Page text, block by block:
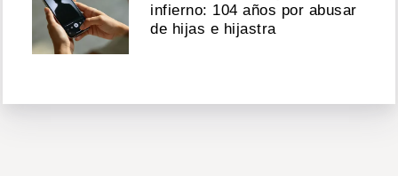
infierno: 104 años por abusar
de hijas e hijastra